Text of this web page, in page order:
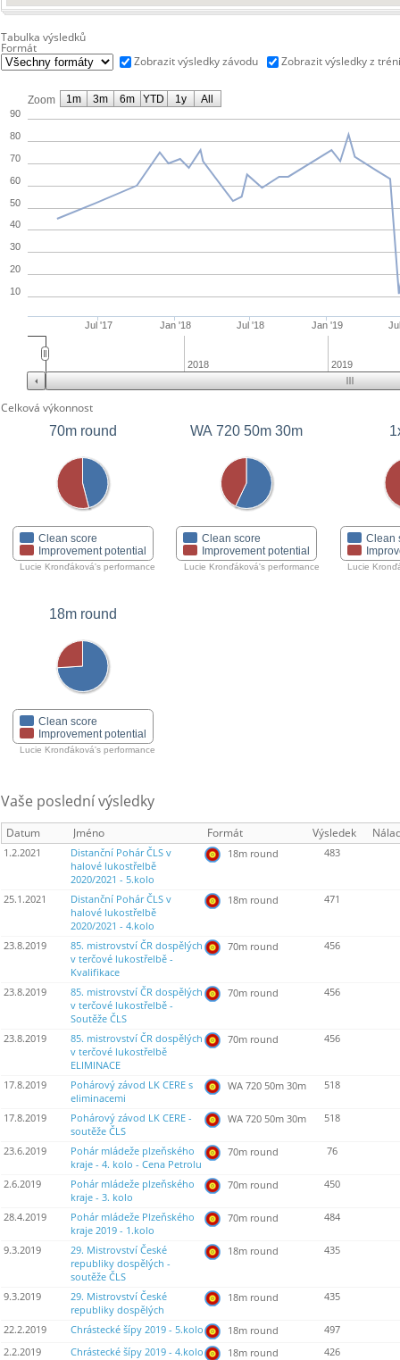
Tabulka výsledků
Formát
Zobrazit výsledky závodu
Zobrazit výsledky z
Zoom
Jul '17 Jan '18 Jul '18 Jan '19
10
20
30
40
50
60
70
80
90
2018 2019
1m 3m 6m YTD 1y All
Celková výkonnost
70m round
Clean score
Improvement potential
Lucie Kronďáková's performance
WA 720 50m 30m
Clean score
Improvement potential
Lucie Kronďáková's performance
Clean
Lucie
18m round
Clean score
Improvement potential
Lucie Kronďáková's performance
Vaše poslední výsledky
Datum Jméno Formát Výsledek
1.2.2021
Distanční Pohár ČLS v
halové lukostřelbě
2020/2021 - 5.kolo
18m round 483
25.1.2021
Distanční Pohár ČLS v
halové lukostřelbě
2020/2021 - 4.kolo
18m round 471
23.8.2019
85. mistrovství ČR dospělých
v terčové lukostřelbě -
Kvalifikace
70m round 456
23.8.2019
85. mistrovství ČR dospělých
v terčové lukostřelbě -
Soutěže ČLS
70m round 456
23.8.2019
85. mistrovství ČR dospělých
v terčové lukostřelbě
ELIMINACE
70m round 456
17.8.2019
Pohárový závod LK CERE s
eliminacemi
WA 720 50m 30m 518
17.8.2019
Pohárový závod LK CERE -
soutěže ČLS
WA 720 50m 30m 518
23.6.2019
Pohár mládeže plzeňského
kraje - 4. kolo - Cena Petrolu
70m round 76
2.6.2019
Pohár mládeže plzeňského
kraje - 3. kolo
70m round 450
28.4.2019
Pohár mládeže Plzeňského
kraje 2019 - 1.kolo
70m round 484
9.3.2019
29. Mistrovství České
republiky dospělých -
soutěže ČLS
18m round 435
9.3.2019
29. Mistrovství České
republiky dospělých
18m round 435
22.2.2019 Chrástecké šípy 2019 - 5.kolo 18m round
497
2.2.2019
Chrástecké šípy 2019 - 4.kolo 18m round
426